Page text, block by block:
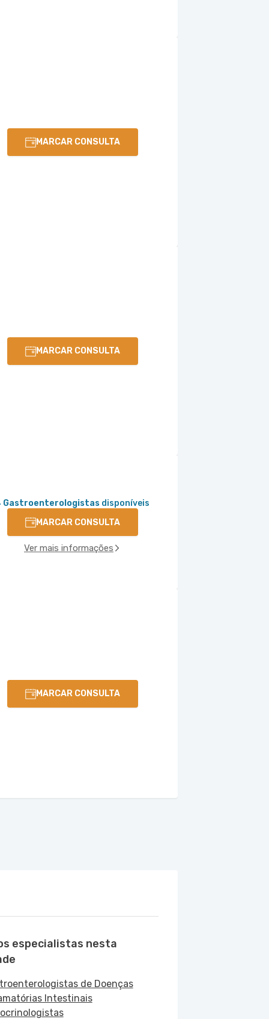
MARCAR CONSULTA
MARCAR CONSULTA
Gastroenterologistas disponíveis
MARCAR CONSULTA
Ver mais informações
MARCAR CONSULTA
especialistas nesta
de Doenças
Intestinais